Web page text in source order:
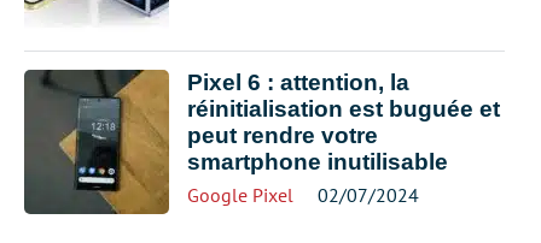
Pixel 6 : attention, la
réinitialisation est buguée et
peut rendre votre
smartphone inutilisable
Google Pixel 02/07/2024